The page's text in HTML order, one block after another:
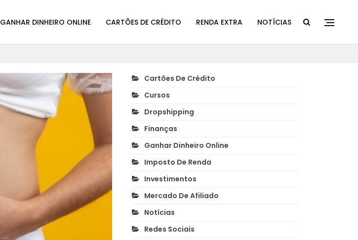
GANHAR DINHEIRO ONLINE CARTÕES DE CRÉDITO RENDA EXTRA NOTÍCIAS
Cartões De Crédito
Cursos
Dropshipping
Finanças
Ganhar Dinheiro Online
Imposto De Renda
Investimentos
Mercado De Afiliado
Notícias
Redes Sociais